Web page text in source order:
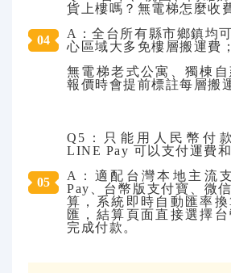
04
貨上樓嗎？無電梯怎麼收
A：全台所有縣市鄉鎮均
心區域大多免樓層搬運費；
無電梯老式公寓、獨棟
報價時會提前標註每層搬
05
Q5：只能用人民幣付
LINE Pay 可以支付運費
A：適配台灣本地主流
Pay、台幣版支付寶、微
算，系統即時自動匯率
匯，結算頁面直接選擇
完成付款。